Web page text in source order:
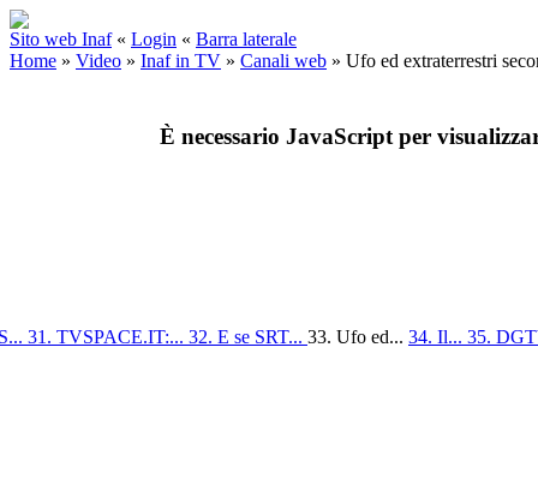
Sito web Inaf « Login « Barra laterale
Home » Video » Inaf in TV » Canali web » Ufo ed extraterrestri
È necessario JavaScript per
31. TVSPACE.IT:... 32. E se SRT... 33. Ufo ed... 34. Il... 35.